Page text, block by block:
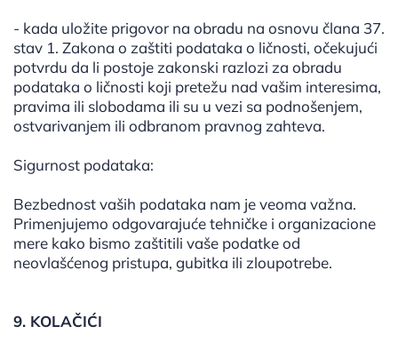
- kada uložite prigovor na obradu na osnovu člana 37.
stav 1. Zakona o zaštiti podataka o ličnosti, očekujući
potvrdu da li postoje zakonski razlozi za obradu
podataka o ličnosti koji pretežu nad vašim interesima,
pravima ili slobodama ili su u vezi sa podnošenjem,
ostvarivanjem ili odbranom pravnog zahteva.
Sigurnost podataka:
Bezbednost vaših podataka nam je veoma važna.
Primenjujemo odgovarajuće tehničke i organizacione
mere kako bismo zaštitili vaše podatke od
neovlašćenog pristupa, gubitka ili zloupotrebe.
9. KOLAČIĆI